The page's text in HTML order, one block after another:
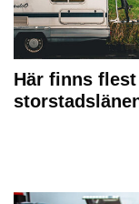
Här finns